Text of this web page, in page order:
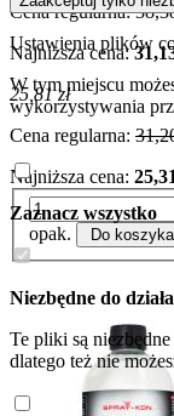
Cena regularna:
Najniższa cena:
25,81 zł
Cena regularna:
Najniższa cena:
opak. Do koszyka
Ustawienia plików
W tym miejscu
wykorzystywania
Zaznacz wszystko
Niezbędne do
Te pliki są
dlatego też nie